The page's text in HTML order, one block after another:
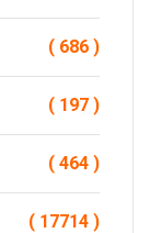
( 686 )
( 197 )
( 464 )
( 17714 )